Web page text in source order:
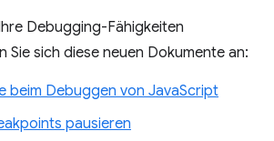
Debugging-Fähigkeiten
Sie sich diese neuen Dokumente an:
beim Debuggen von JavaScript
pausieren